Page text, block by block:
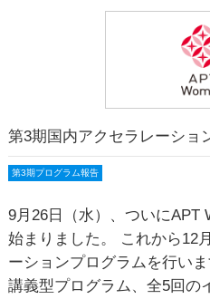
第3期国内アクセラレーショ
第3期プログラム報告
9月26日（水）、ついにAPT
始まりました。 これから12
ーションプログラムを行い
講義型プログラム、全5回の